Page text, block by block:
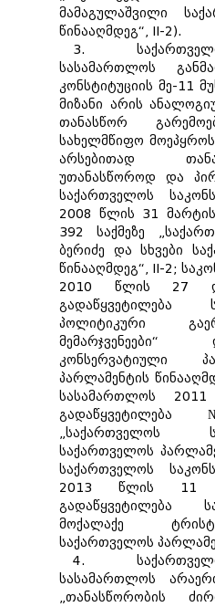
მამაგულაშვილი
წინააღმდეგ“, II-2).
3.
სასამართლოს
კონსტიტუციის მე-11
მიზანი არის
თანასწორ
სახელმწიფო
არსებითად
უთანასწოროდ და
საქართველოს
2008 წლის 31
392 საქმეზე
ბერიძე და სხვები
წინააღმდეგ“, II-2;
2010 წლის 27
გადაწყვეტილება
პოლიტიკური
კონსერვატიული
პარლამენტის
სასამართლოს
„საქართველოს
საქართველოს
საქართველოს
2013 წლის 11
გადაწყვეტილება
მოქალაქე
საქართველოს
4.
სასამართლოს
„თანასწორობის